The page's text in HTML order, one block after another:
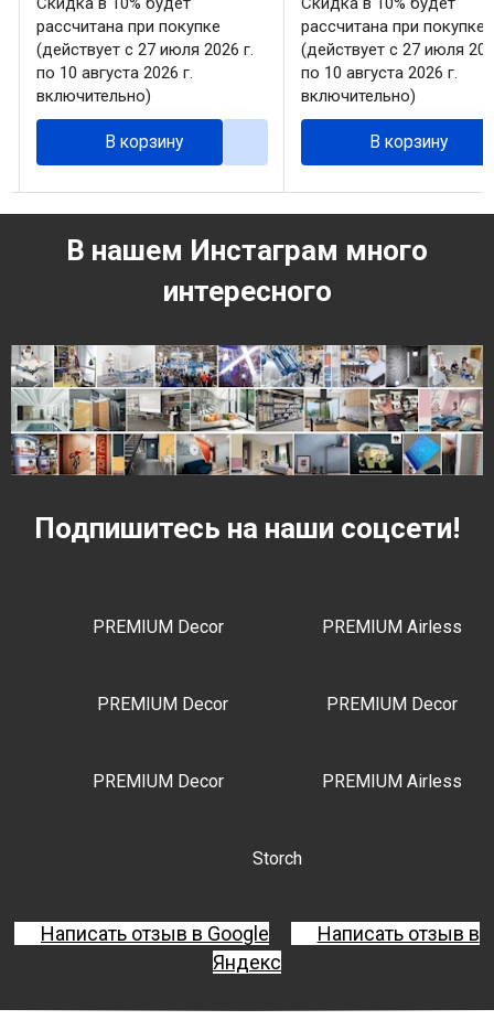
рассчитана при покупке
(действует с 27 июля 2026 г.
по 10 августа 2026 г.
включительно)
В корзину
рассчитана при покупке
(действует с 27 июля
по 10 августа 2026 г.
включительно)
В корзину
В нашем Инстаграм много
интересного
Подпишитесь на наши соцсети!
PREMIUM Decor PREMIUM Airless
PREMIUM Decor PREMIUM Decor
PREMIUM Decor PREMIUM Airless
Storch
Написать отзыв в Google
Написать отзыв в
Яндекс